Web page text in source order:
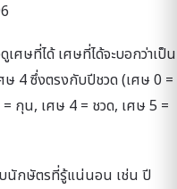
ศษที่ได้ เศษที่ได้จะบอกว่าเป็น
ษ 4 ซึ่งตรงกับปีชวด (เศษ 0 =
กุน, เศษ 4 = ชวด, เศษ 5 =
นักษัตรที่รู้แน่นอน เช่น ปี